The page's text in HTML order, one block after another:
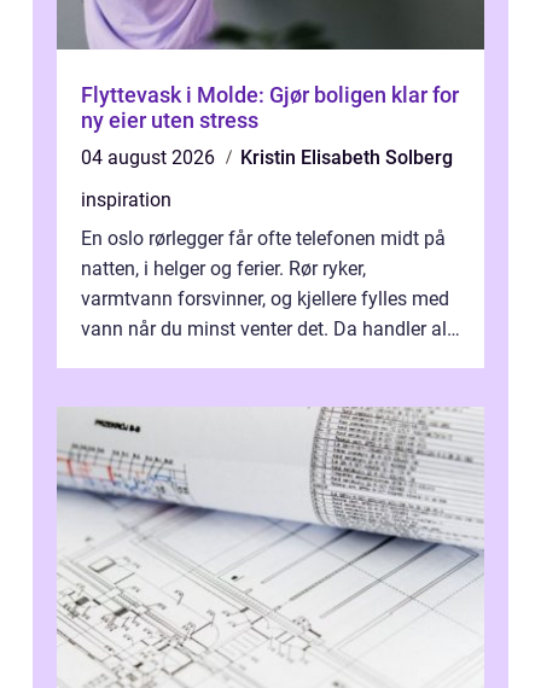
Flyttevask i Molde: Gjør boligen klar for
ny eier uten stress
04 august 2026
Kristin Elisabeth Solberg
inspiration
En oslo rørlegger får ofte telefonen midt på
natten, i helger og ferier. Rør ryker,
varmtvann forsvinner, og kjellere fylles med
vann når du minst venter det. Da handler alt